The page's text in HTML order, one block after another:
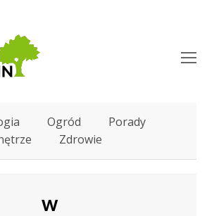
Ogród
Porady
Zdrowie
w